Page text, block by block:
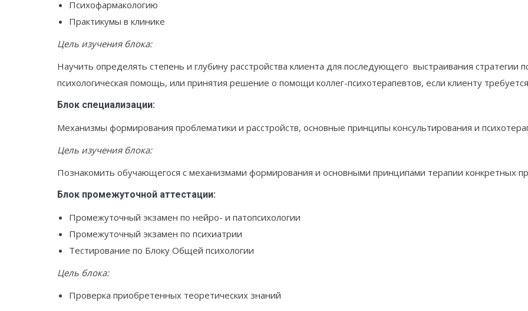
Психофармакологию
Практикумы в клинике
Цель изучения блока:
Научить определять степень и глубину расстройства клиента для последующего выстраивания стратегии
психологическая помощь, или принятия решение о помощи коллег-психотерапевтов, если клиенту
Блок специализации:
Механизмы формирования проблематики и расстройств, основные принципы консультирования и
Цель изучения блока:
Познакомить обучающегося с механизмами формирования и основными принципами терапии конкретных
Блок промежуточной аттестации:
Промежуточный экзамен по нейро- и патопсихологии
Промежуточный экзамен по психиатрии
Тестирование по Блоку Общей психологии
Цель блока:
Проверка приобретенных теоретических знаний